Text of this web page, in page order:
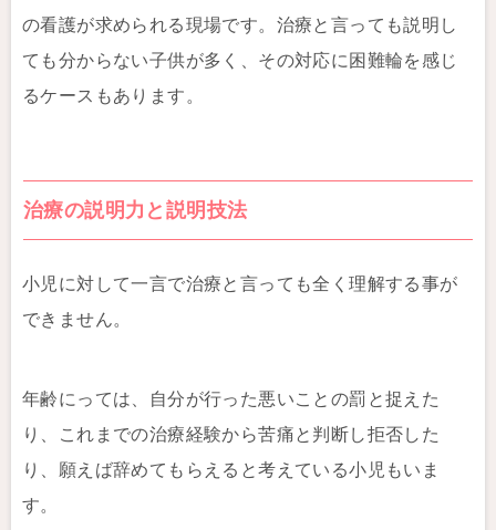
の看護が求められる現場です。治療と言っても説明し
ても分からない子供が多く、その対応に困難輪を感じ
るケースもあります。
治療の説明力と説明技法
小児に対して一言で治療と言っても全く理解する事が
できません。
年齢にっては、自分が行った悪いことの罰と捉えた
り、これまでの治療経験から苦痛と判断し拒否した
り、願えば辞めてもらえると考えている小児もいま
す。